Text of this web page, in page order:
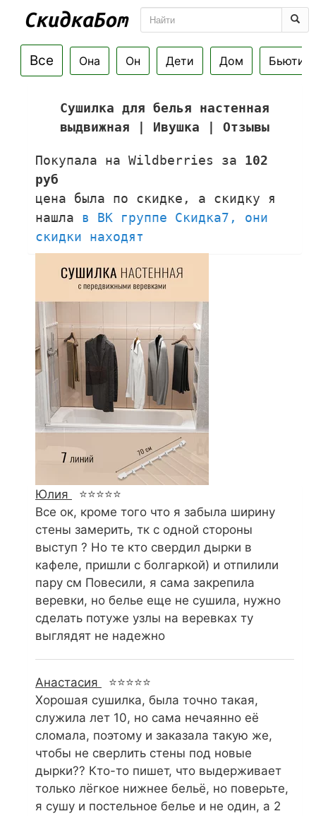
Все Она Он Дети Дом Бьюти
Сушилка для белья настенная
выдвижная | Ивушка | Отзывы
Покупала на Wildberries за 102
руб
цена была по скидке, а скидку я
нашла в ВК группе Скидка7, они
скидки находят
Юлия
⭐⭐⭐⭐⭐
Все ок, кроме того что я забыла ширину
стены замерить, тк с одной стороны
выступ ? Но те кто свердил дырки в
кафеле, пришли с болгаркой) и отпилили
пару см Повесили, я сама закрепила
веревки, но белье еще не сушила, нужно
сделать потуже узлы на веревках ту
выглядят не надежно
Анастасия
⭐⭐⭐⭐⭐
Хорошая сушилка, была точно такая,
служила лет 10, но сама нечаянно её
сломала, поэтому и заказала такую же,
чтобы не сверлить стены под новые
дырки?? Кто-то пишет, что выдерживает
только лёгкое нижнее бельё, но поверьте,
я сушу и постельное белье и не один, а 2